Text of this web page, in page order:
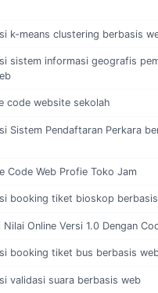
k-means clustering berbasis
sistem informasi geografis
code website sekolah
Sistem Pendaftaran Perkara
Code Web Profie Toko Jam
booking tiket bioskop
Online Versi 1.0 Dengan
booking tiket bus berbasis
validasi suara berbasis web